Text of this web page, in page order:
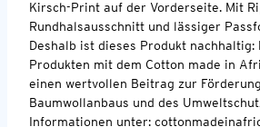
Kirsch-Print auf der Vorderseite. Mit
Rundhalsausschnitt und lässiger
Deshalb ist dieses Produkt nachhaltig:
Produkten mit dem Cotton made in
einen wertvollen Beitrag zur
Baumwollanbaus und des
Informationen unter: